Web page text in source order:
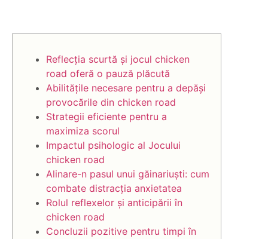
Reflecția scurtă și jocul chicken
road oferă o pauză plăcută
Abilitățile necesare pentru a depăși
provocările din chicken road
Strategii eficiente pentru a
maximiza scorul
Impactul psihologic al Jocului
chicken road
Alinare-n pasul unui găinariuști: cum
combate distracția anxietatea
Rolul reflexelor și anticipării în
chicken road
Concluzii pozitive pentru timpi în